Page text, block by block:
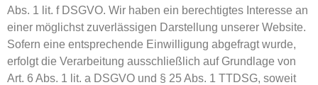
Abs. 1 lit. f DSGVO. Wir haben ein berechtigtes Interesse an
einer möglichst zuverlässigen Darstellung unserer Website.
Sofern eine entsprechende Einwilligung abgefragt wurde,
erfolgt die Verarbeitung ausschließlich auf Grundlage von
Art. 6 Abs. 1 lit. a DSGVO und § 25 Abs. 1 TTDSG, soweit